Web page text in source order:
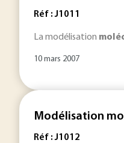
Réf : J1011
La modélisation
10 mars 2007
Modélisation
Réf : J1012